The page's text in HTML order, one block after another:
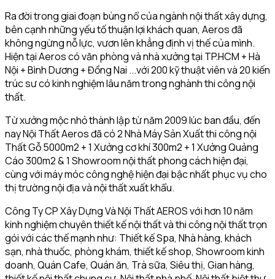
Ra đời trong giai đoạn bùng nổ của ngành nội thất xây dựng,
bên cạnh những yếu tố thuận lợi khách quan, Aeros đã
không ngừng nỗ lực, vươn lên khẳng định vị thế của mình.
Hiện tại Aeros có văn phòng và nhà xưởng tại TP.HCM + Hà
Nội + Bình Dương + Đồng Nai ...với 200 kỹ thuật viên và 20 kiến
trúc sư có kinh nghiệm lâu năm trong nghành thi công nội
thất.
Từ xưởng mộc nhỏ thành lập từ năm 2009 lúc ban đầu, đến
nay Nội Thất Aeros đã có 2 Nhà Máy Sản Xuất thi công nội
Thất Gỗ 5000m2 + 1 Xưởng cơ khí 300m2 + 1 Xưởng Quảng
Cáo 300m2 & 1 Showroom nội thất phong cách hiện đại,
cùng với máy móc công nghệ hiện đại bậc nhất phục vụ cho
thị trường nội địa và nội thất xuất khẩu.
Công Ty CP Xây Dựng Và Nội Thất AEROS với hơn 10 năm
kinh nghiệm chuyên thiết kế nội thất và thi công nội thất trọn
gói với các thế mạnh như: Thiết kế Spa, Nhà hàng, khách
sạn, nhà thuốc, phòng khám, thiết kế shop, Showroom kinh
doanh, Quán Cafe, Quán ăn, Trà sữa, Siêu thị, Gian hàng,